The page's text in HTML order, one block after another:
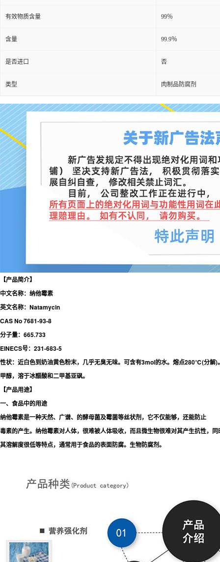
有效物质含量 99％
含量 99.9％
是否进口 否
类型 肉制品防腐剂
【产品简介】
中文名称：纳他霉素
英文名称：Natamycin
CAS No 7681-93-8
分子量：665.733
EINECS号：231-683-5
性状：近白色到奶油黄色粉末，几乎无臭无味。可含有3mol的水。熔点280℃(分解)
甲醇，溶于冰醋酸和二甲基亚砜。
【产品用途】
一、食品中的用途
纳他霉素是一种天然、广谱、的酵母菌及霉菌等丝状剂，它不仅能够，还能防止
毒素的产生。纳他霉素对人体，很难被人体吸收，而且微生物很难对其产生抗性，同
其溶解度很低等特点，通常用于食品的表面防腐。生物防腐剂。